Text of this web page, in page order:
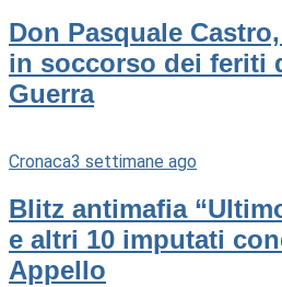
Don Pasquale
in soccorso dei feriti
Guerra
Cronaca3 settimane ago
Blitz antimafia
e altri 10 imputati
Appello